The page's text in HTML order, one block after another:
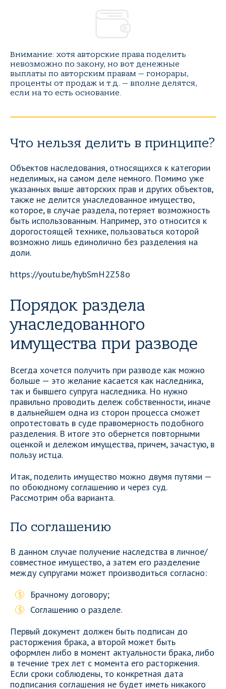
Внимание: хотя авторские права поделить
невозможно по закону, но вот денежные
выплаты по авторским правам — гонорары,
проценты от продаж и т.д. — вполне делятся,
если на то есть основание.
Что нельзя делить в принципе?
Объектов наследования, относящихся к категории
неделимых, на самом деле немного. Помимо уже
указанных выше авторских прав и других объектов,
также не делится унаследованное имущество,
которое, в случае раздела, потеряет возможность
быть использованным. Например, это относится к
дорогостоящей технике, пользоваться которой
возможно лишь единолично без разделения на
доли.
https://youtu.be/hybSmH2Z58o
Порядок раздела
унаследованного
имущества при разводе
Всегда хочется получить при разводе как можно
больше — это желание касается как наследника,
так и бывшего супруга наследника. Но нужно
правильно проводить дележ собственности, иначе
в дальнейшем одна из сторон процесса сможет
опротестовать в суде правомерность подобного
разделения. В итоге это обернется повторными
оценкой и дележом имущества, причем, зачастую, в
пользу истца.
Итак, поделить имущество можно двумя путями —
по обоюдному соглашению и через суд.
Рассмотрим оба варианта.
По соглашению
В данном случае получение наследства в личное/
совместное имущество, а затем его разделение
между супругами может производиться согласно:
Брачному договору;
Соглашению о разделе.
Первый документ должен быть подписан до
расторжения брака, а второй может быть
оформлен либо в момент актуальности брака, либо
в течение трех лет с момента его расторжения.
Если сроки соблюдены, то конкретная дата
подписания соглашения не будет иметь никакого